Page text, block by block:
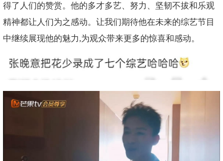
得了人们的赞赏。他的多才多艺、努力、坚韧不拔和乐观
精神都让人们为之感动。让我们期待他在未来的综艺节目
中继续展现他的魅力,为观众带来更多的惊喜和感动。